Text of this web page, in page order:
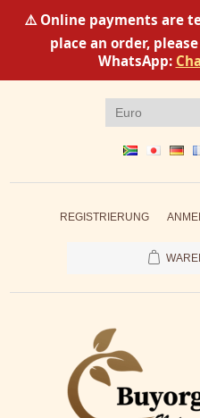
⚠️ Online payments are
place an order,
WhatsApp:
REGISTRIERUNG